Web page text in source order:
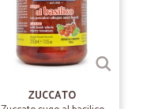
ZUCCATO